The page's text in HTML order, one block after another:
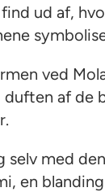
ud af,
ved
af de
selv med
en